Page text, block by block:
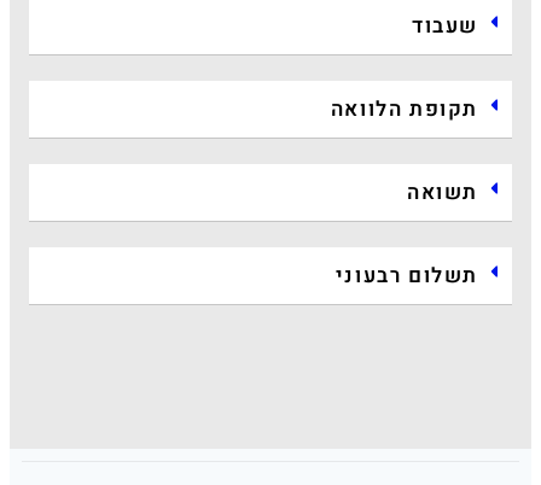
שעבוד
תקופת הלוואה
תשואה
תשלום רבעוני